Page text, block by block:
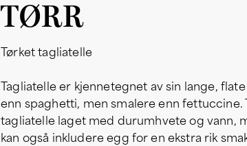
TØRR
Tørket tagliatelle
Tagliatelle er kjennetegnet av sin lange,
enn spaghetti, men smalere enn fettuccine.
tagliatelle laget med durumhvete og vann,
kan også inkludere egg for en ekstra rik